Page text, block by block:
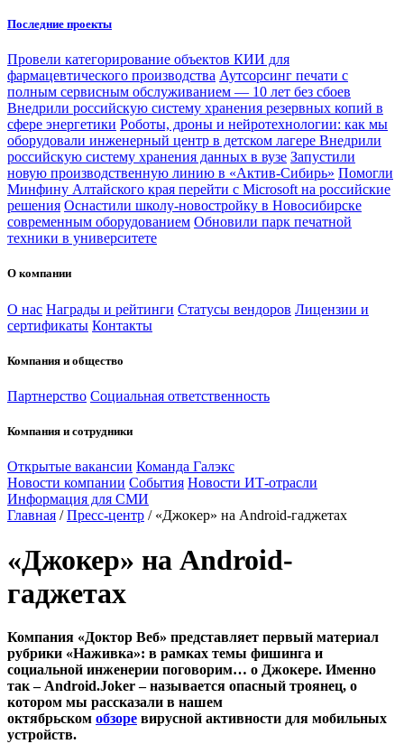
Последние проекты
Провели категорирование объектов КИИ для
фармацевтического производства Аутсорсинг печати с
полным сервисным обслуживанием — 10 лет без сбоев
Внедрили российскую систему хранения резервных копий в
сфере энергетики Роботы, дроны и нейротехнологии: как мы
оборудовали инженерный центр в детском лагере Внедрили
российскую систему хранения данных в вузе Запустили
новую производственную линию в «Актив-Сибирь» Помогли
Минфину Алтайского края перейти с Microsoft на российские
решения Оснастили школу-новостройку в Новосибирске
современным оборудованием Обновили парк печатной
техники в университете
О компании
О нас Награды и рейтинги Статусы вендоров Лицензии и
сертификаты Контакты
Компания и общество
Партнерство Социальная ответственность
Компания и сотрудники
Открытые вакансии Команда Галэкс
Новости компании События Новости ИТ-отрасли
Информация для СМИ
Главная / Пресс-центр / «Джокер» на Android-гаджетах
«Джокер» на Android-
гаджетах
Компания «Доктор Веб» представляет первый материал
рубрики «Наживка»: в рамках темы фишинга и
социальной инженерии поговорим… о Джокере. Именно
так – Android.Joker – называется опасный троянец, о
котором мы рассказали в нашем
октябрьском обзоре вирусной активности для мобильных
устройств.